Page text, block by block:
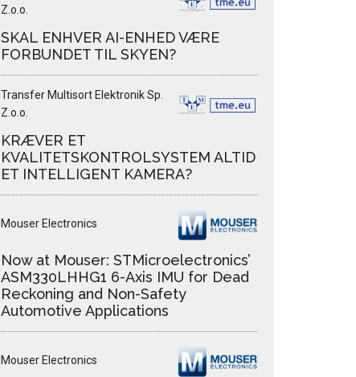
Z.o.o.
SKAL ENHVER AI-ENHED VÆRE
FORBUNDET TIL SKYEN?
Transfer Multisort Elektronik Sp.
Z.o.o.
KRÆVER ET
KVALITETSKONTROLSYSTEM ALTID
ET INTELLIGENT KAMERA?
Mouser Electronics
Now at Mouser: STMicroelectronics’
ASM330LHHG1 6-Axis IMU for Dead
Reckoning and Non-Safety
Automotive Applications
Mouser Electronics